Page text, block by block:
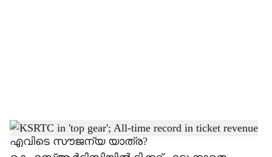
h
എവിടെ സൗജന്യ യാത്ര?